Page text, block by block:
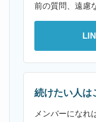
前の質問、遠慮
続けたい人は
メンバーになれ